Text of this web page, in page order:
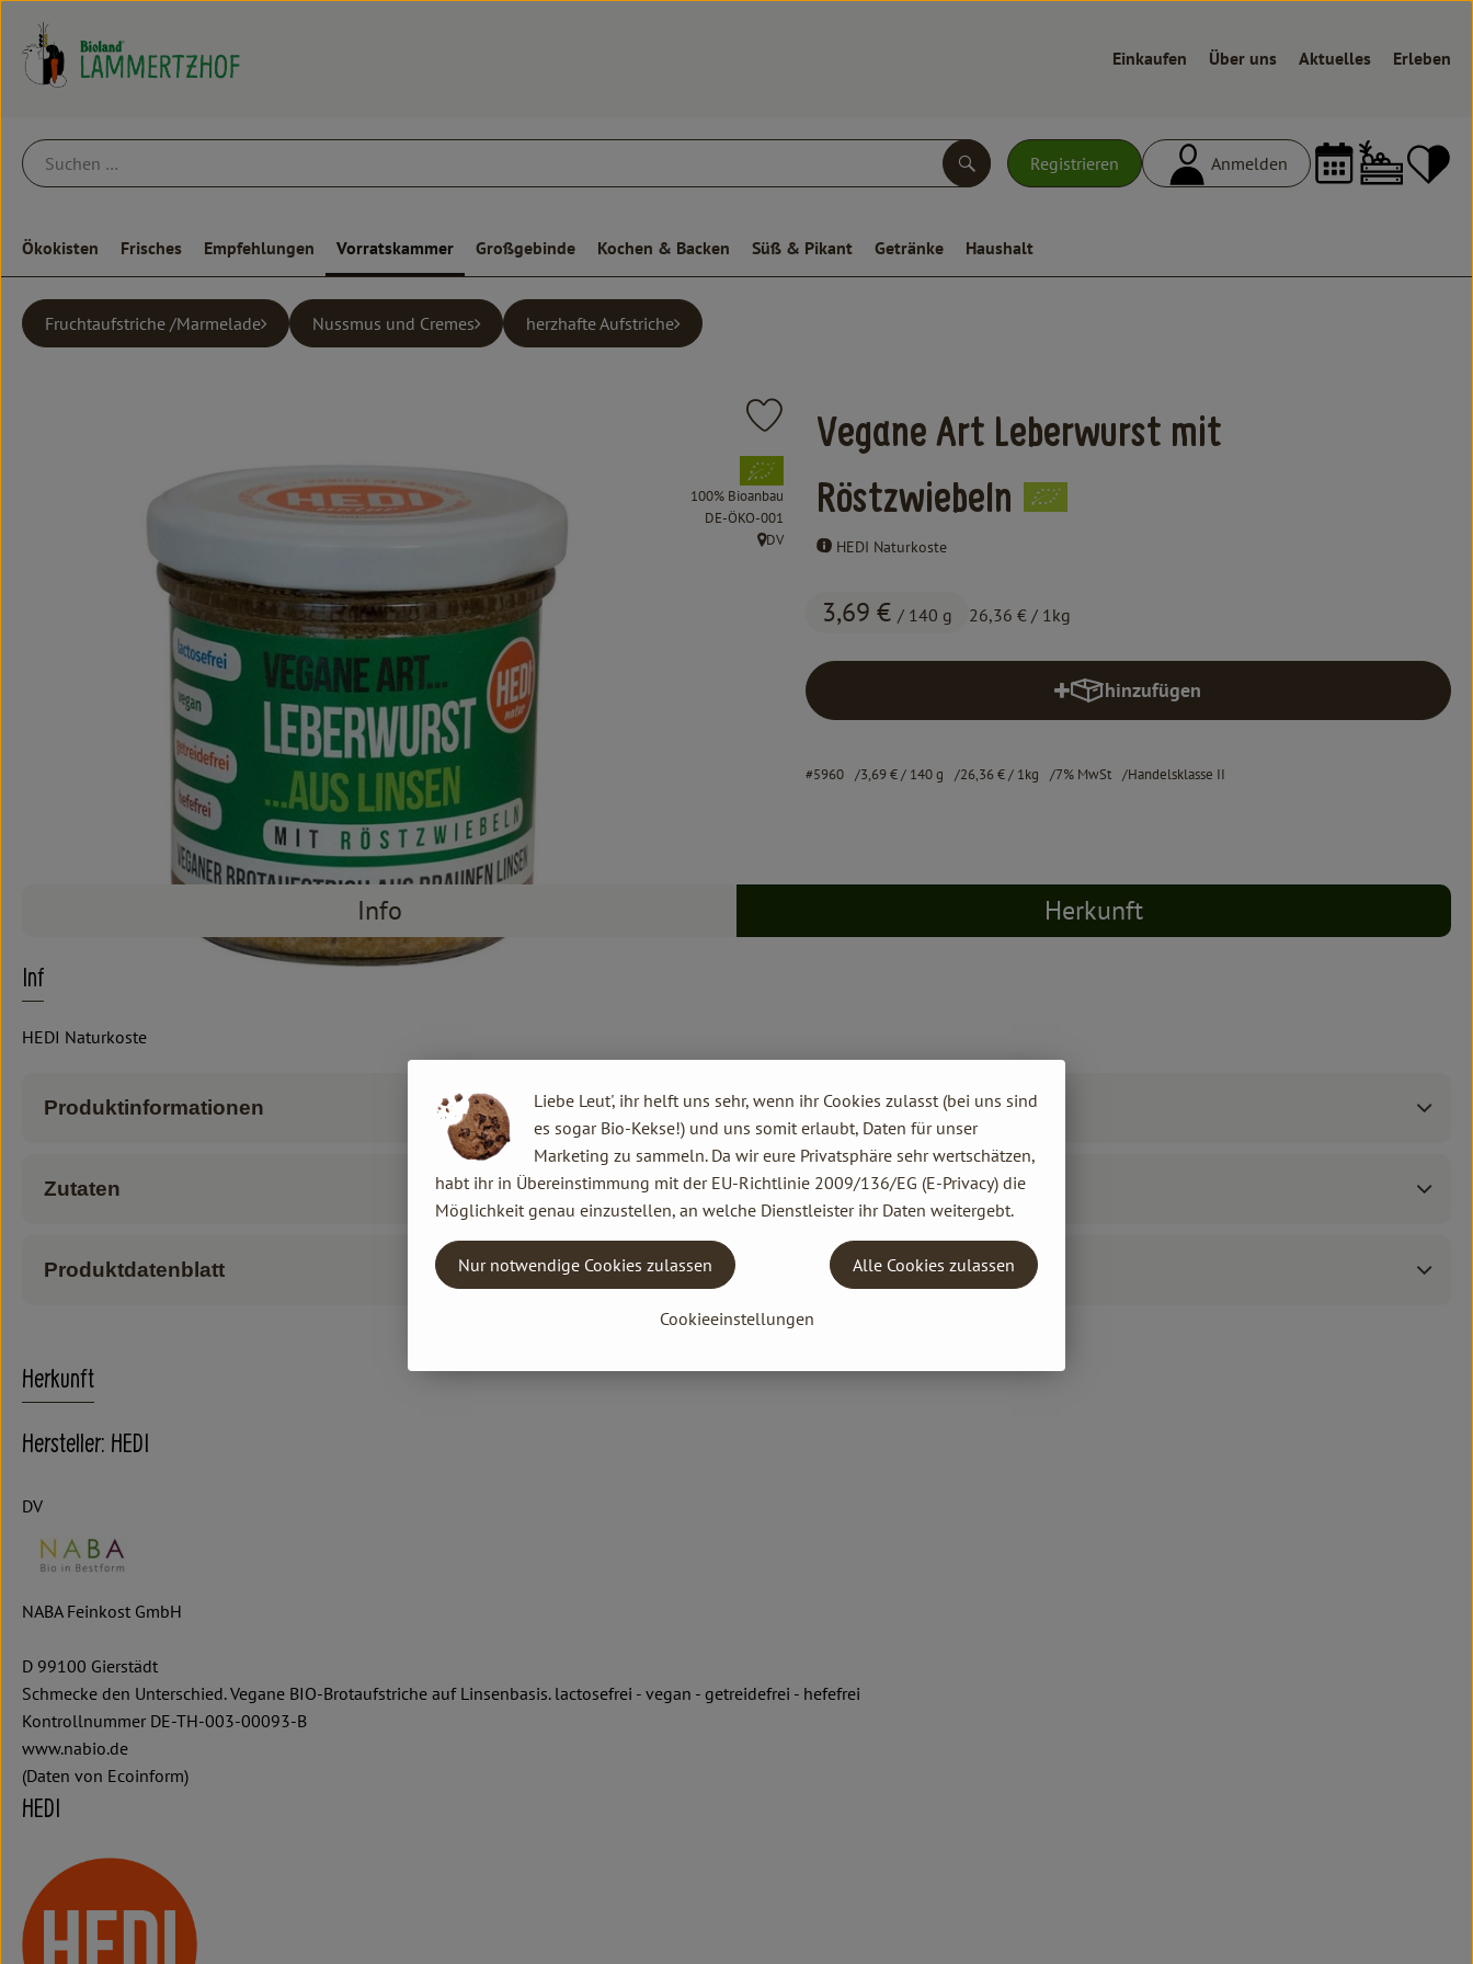
Einkaufen Über uns Aktuelles Erleben
Registrieren Anmelden
Suchen
Ökokisten Frisches Empfehlungen Vorratskammer Großgebinde Kochen & Backen Süß & Pikant Getränke Haushalt
Fruchtaufstriche /Marmelade Nussmus und Cremes herzhafte Aufstriche
Vegane Art Leberwurst mit
Röstzwiebeln
HEDI Naturkoste
3,69 € / 140 g 26,36 € / 1kg
Produkt zu Favouriten hinzufügen
, Verband:
100% Bioanbau
, Kontrollstelle:
DE-ÖKO-001
, Herkunft:
DV
hinzufügen
Produkt zum Warenkorb hinzufügen
#5960 3,69 €/ 140 g 26,36 €/ 1kg 7% MwSt Handelsklasse II
Info Herkunft
Info
HEDI Naturkoste
Produktinformationen
Zutaten
Produktdatenblatt
Herkunft
Hersteller: HEDI
DV
NABA Feinkost GmbH
D 99100 Gierstädt
Schmecke den Unterschied. Vegane BIO-Brotaufstriche auf Linsenbasis. lactosefrei - vegan - getreidefrei - hefefrei
Kontrollnummer DE-TH-003-00093-B
www.nabio.de
(Daten von Ecoinform)
HEDI
Liebe Leut', ihr helft uns sehr, wenn ihr Cookies zulasst (bei uns sind
es sogar Bio-Kekse!) und uns somit erlaubt, Daten für unser
Marketing zu sammeln. Da wir eure Privatsphäre sehr wertschätzen,
habt ihr in Übereinstimmung mit der EU-Richtlinie 2009/136/EG (E-Privacy) die
Möglichkeit genau einzustellen, an welche Dienstleister ihr Daten weitergebt.
Cookieeinstellungen
Nur notwendige Cookies zulassen Alle Cookies zulassen